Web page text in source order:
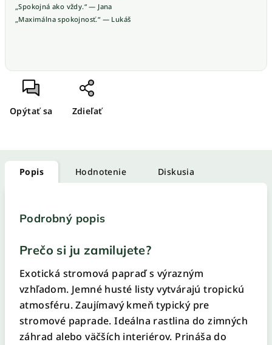
„Spokojná ako vždy.“ — Jana
„Maximálna spokojnosť.“ — Lukáš
Opýtať sa Zdieľať
Popis Hodnotenie Diskusia
Podrobný popis
Prečo si ju zamilujete?
Exotická stromová papraď s výrazným
vzhľadom. Jemné husté listy vytvárajú tropickú
atmosféru. Zaujímavý kmeň typický pre
stromové paprade. Ideálna rastlina do zimných
záhrad alebo väčších interiérov. Prináša do